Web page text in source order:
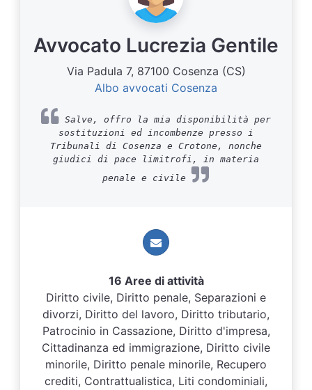
Avvocato Lucrezia Gentile
Via Padula 7, 87100 Cosenza (CS)
Albo avvocati Cosenza
Salve, offro la mia disponibilità per
sostituzioni ed incombenze presso i
Tribunali di Cosenza e Crotone, nonche
giudici di pace limitrofi, in materia
penale e civile
16 Aree di attività
Diritto civile, Diritto penale, Separazioni e
divorzi, Diritto del lavoro, Diritto tributario,
Patrocinio in Cassazione, Diritto d'impresa,
Cittadinanza ed immigrazione, Diritto civile
minorile, Diritto penale minorile, Recupero
crediti, Contrattualistica, Liti condominiali,